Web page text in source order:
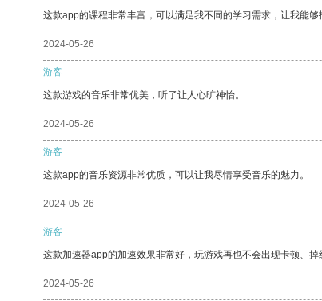
这款app的课程非常丰富，可以满足我不同的学习需求，让我能够
2024-05-26
游客
这款游戏的音乐非常优美，听了让人心旷神怡。
2024-05-26
游客
这款app的音乐资源非常优质，可以让我尽情享受音乐的魅力。
2024-05-26
游客
这款加速器app的加速效果非常好，玩游戏再也不会出现卡顿、
2024-05-26